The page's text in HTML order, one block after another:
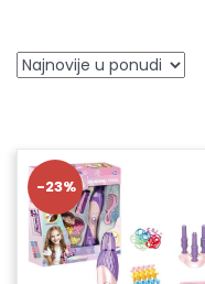
-23%